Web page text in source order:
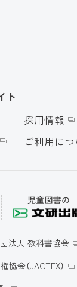
ト
採用情報
ご利用につ
法人 教科書協会
会（JACTEX）